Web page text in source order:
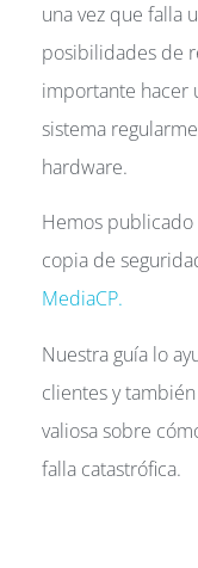
una vez que falla
posibilidades de
importante hacer
sistema
hardware.
Hemos
copia de
MediaCP.
Nuestra guía lo
clientes y
valiosa sobre
falla catastrófica.